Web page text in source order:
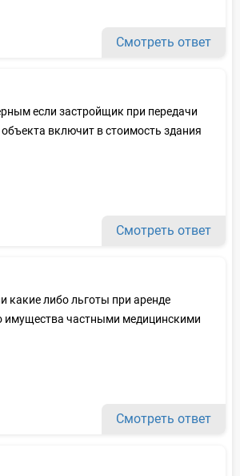
Смотреть ответ
если застройщик при передачи
включит в стоимость здания
Смотреть ответ
какие либо льготы при аренде
имущества частными медицинскими
Смотреть ответ